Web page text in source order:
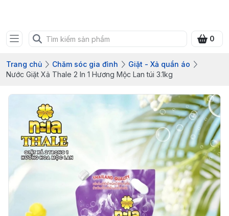
0
Trang chủ Chăm sóc gia đình
Giặt - Xả quần áo
Nước Giặt Xả Thale 2 In 1 Hương Mộc Lan túi 3.1kg